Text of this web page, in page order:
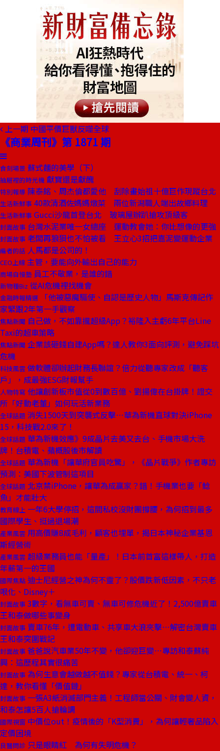
上一期 中國平價巨獸反噬全球
《商業周刊》第 1871 期
食刻場景 蘇式麵的美學（下）
抽屜裡的時光機 獻寶還是獻醜
特別報導 陳泰銘、周杰倫都愛他 刮除畫始祖十億巨作現蹤台北
生活新鮮事 40款清酒佐媽媽燉菜 兩位新潟職人端出故鄉料理
生活新鮮事 Gucci沙龍首登台北 玻璃屋辦趴搶攻頂級客
封面故事 台灣水泥業唯一女總座 運動教會她：你比想像的更強
封面故事 老闆再狼狽也不怕被看 王立心3招把嘉泥變運動企業
編者的話 人馬都是公司的！
CEO上線 主管，要能向外輸出自己的能力
商場自慢塾 員工不敬業，是誰的錯
新物種Biz 從AI危機裡找機會
金融時報精選
「他被惡魔驅使、自認是歷史人物」馬斯克傳記作
家緊跟2年第一手觀察
焦點新聞 自己做，不如靠攏超級App？裕隆入主虧6年平台Line
Taxi的超車策略
焦點新聞 企業該砸錢自建App嗎？達人教你3面向評測，避免踩坑
危機
科技風雲 做軟體卻辦起財務長聯誼？倍力從聽專家改成「聽客
戶」，成最強ESG財報幫手
人物特寫 他讓創新板市值從0到數百億、劉揚偉在台掛牌！證交
所「好動老董」如何玩活新業務
全球話題 消失1500天到突襲式反擊⋯華為新機直球對決iPhone
15，科技戰2.0來了！
全球話題 華為新機效應》9成晶片去美又去台、手機市場大洗
牌！台積電、蘋概股後市解讀
全球話題 華為新機「讓華府官員吃驚」，《晶片戰爭》作者專訪
預測：美國下波管制這項目
全球話題 北京禁iPhone，讓華為成贏家？錯！手機業也要「鯰
魚」才能壯大
教育線上 一年6大學停招，這間私校沒財團撐腰，為何招到最多
國際學生、挺過退場潮
產業風雲 用高價賺8成毛利，顧客也埋單，揭日本神秘企業基恩
斯經營術
產業風雲 超級業務員也能「量產」！日本前首富這樣帶人，打造
年薪第一的王國
國際焦點 迪士尼經營之神為何不靈了？股價跌新低因素，不只老
哏化、Disney＋
封面故事 3數字，看無車可賣、無車可修危機近了！2,500億賣車
王和泰做哪些事變身
封面故事 賣車76年，遭電動車、共享車大浪夾擊⋯解密台灣賣車
王和泰突圍戰記
封面故事 爸爸說汽車業50年不變，他卻迎巨變⋯專訪和泰蘇純
興：這歷程其實很痛苦
封面故事 為何生意會越做越不值錢？專家從台積電、統一、柯
達，教你看懂「價值鏈」
封面故事 一張A3紙消滅部門主義！工程師當公關、財會變人資，
和泰怎讓5百人搶輪調
國際視窗 中價位out！疫情後的「K型消費」，為何讓輕奢品陷入
定價困境
良醫問診 只是眼睛紅 為何有失明危機？